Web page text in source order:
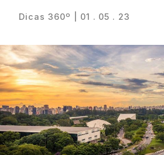
Dicas 360º | 01 . 05 . 23